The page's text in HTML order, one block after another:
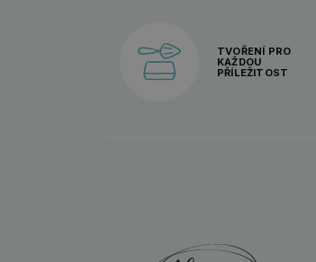
TVOŘENÍ PRO
KAŽDOU
PŘÍLEŽITOST